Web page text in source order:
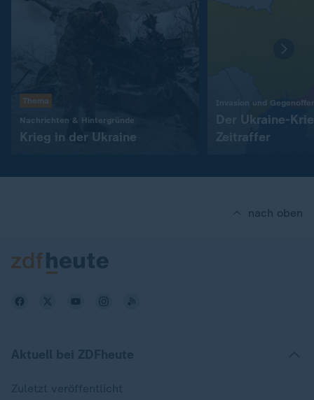
Thema
Nachrichten & Hintergründe
Krieg in der Ukraine
Invasion und
Der Ukraine-
Zeitraffer
nach oben